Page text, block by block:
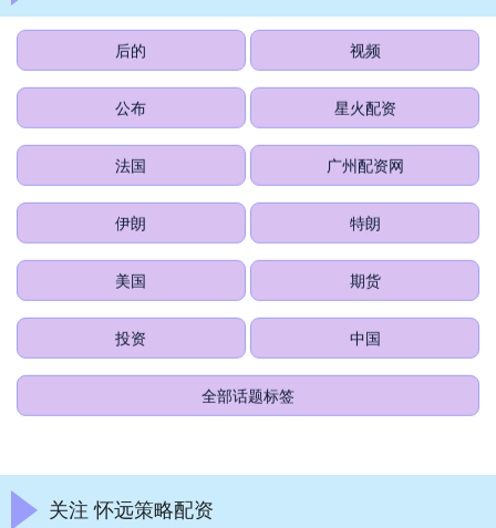
后的 视频
公布 星火配资
法国 广州配资网
伊朗 特朗
美国 期货
投资 中国
全部话题标签
关注 怀远策略配资